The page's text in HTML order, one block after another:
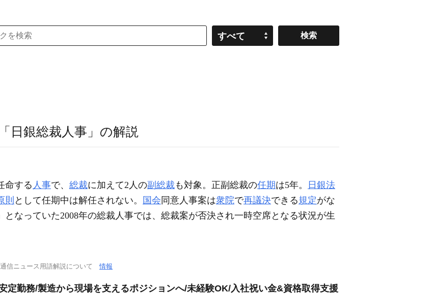
すべて
日銀総裁人事」の解説
命する 人事で、 総裁に加えて2人の副総裁も対象。正副総裁の任期は5年。
日銀法
則 として任期中は解任されない。 国会 同意人事案は衆院で再議決できる規定がな
となっていた2008年の総裁人事では、総裁案が否決され一時空席となる状況が生
信ニュース用語解説について情報
定勤務/製造から現場を支えるポジションへ/未経験OK/入社祝い金&資格取得支援